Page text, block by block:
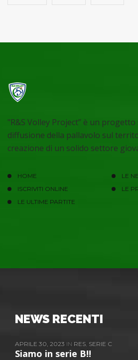
"R&S Volley Project” è un
diffusione della pallavolo sul
creazione di un solido settore
HOME
LE
ISCRIVITI ONLINE
LE
LE ULTIME PARTITE
NEWS RECENTI
APRILE 30, 2023 IN RES, SERIE C
Siamo in serie B!!